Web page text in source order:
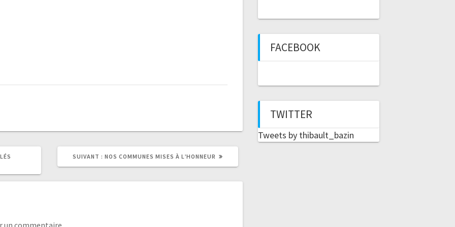
SUIVANT : NOS COMMUNES MISES À L’HONNEUR
FACEBOOK
TWITTER
Tweets by thibault_bazin